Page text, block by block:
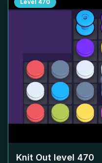
Level 470
Knit Out level 470